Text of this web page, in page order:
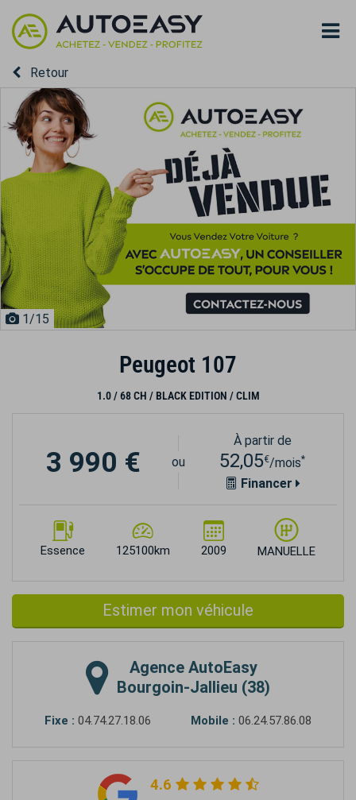
Retour
1/15
Peugeot 107
1.0 / 68 CH / BLACK EDITION / CLIM
Essence 125100km 2009 MANUELLE
3 990 € ou
À partir de
52,05€/mois*
Financer
Estimer mon véhicule
Agence AutoEasy
Bourgoin-Jallieu (38)
Fixe : 04.74.27.18.06 Mobile : 06.24.57.86.08
4.6